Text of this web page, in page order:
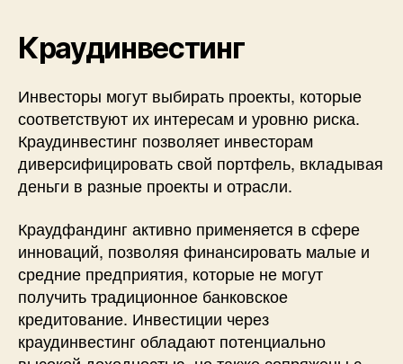
Краудинвестинг
Инвесторы могут выбирать проекты, которые
соответствуют их интересам и уровню риска.
Краудинвестинг позволяет инвесторам
диверсифицировать свой портфель, вкладывая
деньги в разные проекты и отрасли.
Краудфандинг активно применяется в сфере
инноваций, позволяя финансировать малые и
средние предприятия, которые не могут
получить традиционное банковское
кредитование. Инвестиции через
краудинвестинг обладают потенциально